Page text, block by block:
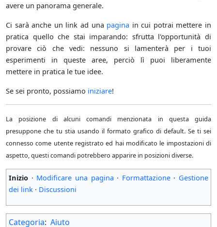
avere un panorama generale.
Ci sarà anche un link ad una pagina in cui potrai mettere in
pratica quello che stai imparando: sfrutta l'opportunità di
provare ciò che vedi: nessuno si lamenterà per i tuoi
esperimenti in queste aree, perciò lì puoi liberamente
mettere in pratica le tue idee.
Se sei pronto, possiamo iniziare!
La posizione di alcuni comandi menzionata in questa guida
presuppone che tu stia usando il formato grafico di default. Se ti sei
connesso come utente registrato ed hai modificato le impostazioni di
aspetto, questi comandi potrebbero apparire in posizioni diverse.
Inizio · Modificare una pagina · Formattazione· Gestione
dei link · Discussioni
Categoria: Aiuto